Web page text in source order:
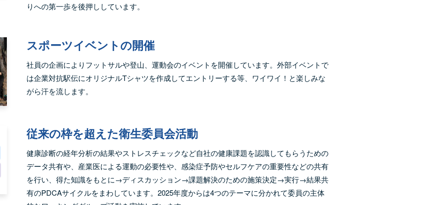
りへの第一歩を後押ししています。
スポーツイベントの開催
社員の企画によりフットサルや登山、運動会のイベントを開催しています。外部イベントで
は企業対抗駅伝にオリジナルTシャツを作成してエントリーする等、ワイワイ！と楽しみな
がら汗を流します。
従来の枠を超えた衛生委員会活動
健康診断の経年分析の結果やストレスチェックなど自社の健康課題を認識してもらうための
データ共有や、産業医による運動の必要性や、感染症予防やセルフケアの重要性などの共有
を行い、得た知識をもとに→ディスカッション→課題解決のための施策決定→実行→結果共
有のPDCAサイクルをまわしています。2025年度からは4つのテーマに分かれて委員の主体